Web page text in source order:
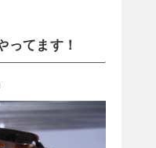
てます！